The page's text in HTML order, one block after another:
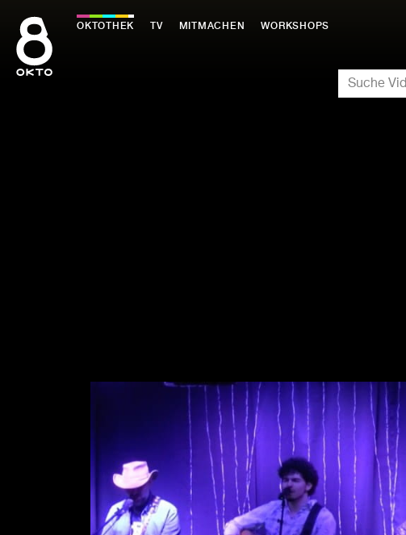
Inhalt
springen
OKTOTHEK TV MITMACHEN WORKSHOPS
SUCHE